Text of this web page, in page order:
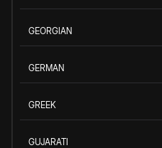
GEORGIAN
GERMAN
GREEK
GUJARATI